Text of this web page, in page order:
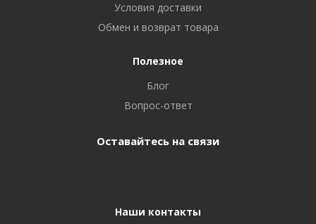
Условия доставки
Обмен и возврат товара
Полезное
Блог
Вопрос-ответ
Оставайтесь на связи
Наши контакты